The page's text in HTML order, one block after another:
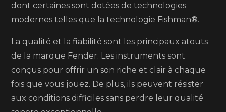
dont certaines sont dotées de technologies
modernes telles que la technologie Fishman®.
La qualité et la fiabilité sont les principaux atouts
de la marque Fender. Les instruments sont
conçus pour offrir un son riche et clair à chaque
fois que vous jouez. De plus, ils peuvent résister
aux conditions difficiles sans perdre leur qualité